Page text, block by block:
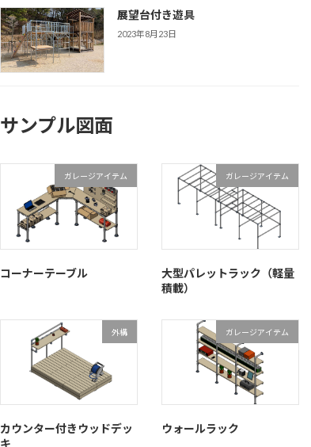
展望台付き遊具
2023年8月23日
サンプル図面
ガレージアイテム
コーナーテーブル
ガレージアイテム
大型パレットラック（軽量
積載）
外構
カウンター付きウッドデッ
キ
ガレージアイテム
ウォールラック